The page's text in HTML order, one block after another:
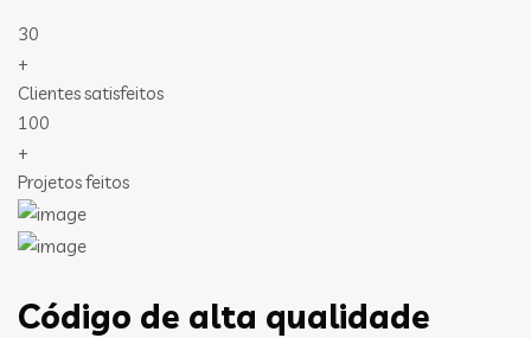
30
+
Clientes satisfeitos
100
+
Projetos feitos
Código de alta qualidade